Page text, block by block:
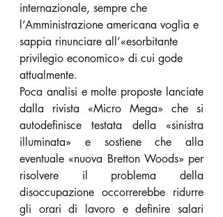
internazionale, sempre che
l’Amministrazione americana voglia e
sappia rinunciare all’«esorbitante
privilegio economico» di cui gode
attualmente.
Poca analisi e molte proposte lanciate
dalla rivista «Micro Mega» che si
autodefinisce testata della «sinistra
illuminata» e sostiene che alla
eventuale «nuova Bretton Woods» per
risolvere il problema della
disoccupazione occorrerebbe ridurre
gli orari di lavoro e definire salari